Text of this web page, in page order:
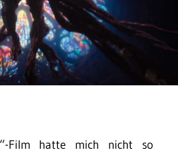
Film hatte mich nicht so